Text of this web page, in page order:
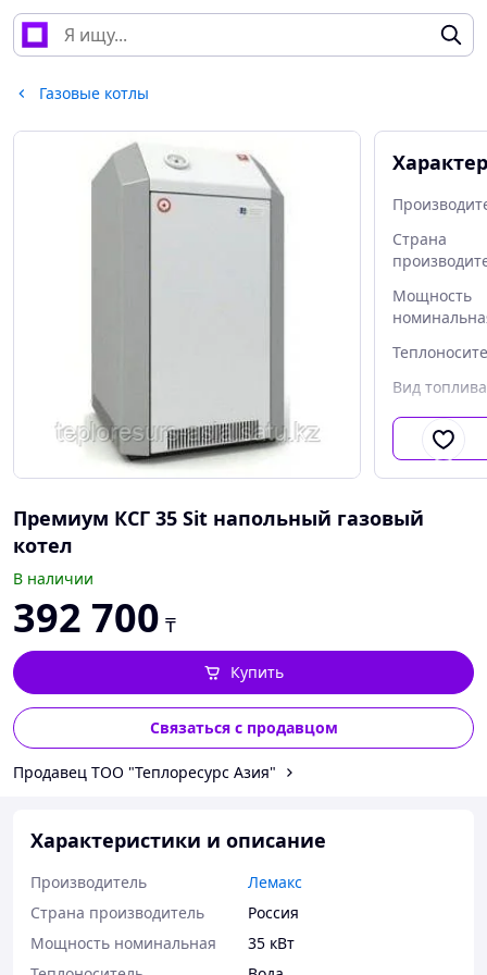
Газовые котлы
Страна
Мощность
Вид топлива
Премиум КСГ 35 Sit напольный газовый
котел
В наличии
392 700 ₸
Купить
Связаться с продавцом
Продавец TOO "Теплоресурc Азия"
Характеристики и описание
Производитель
Лемакс
Страна производитель
Россия
Мощность номинальная
35 кВт